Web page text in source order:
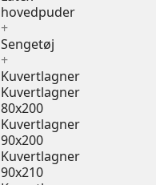
hovedpuder
+
Sengetøj
+
Kuvertlagner
Kuvertlagner
80x200
Kuvertlagner
90x200
Kuvertlagner
90x210